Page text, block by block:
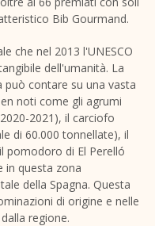
Bib Gourmand.
che nel 2013 l'UNESCO
dell'umanità. La
può contare su una vasta
noti come gli agrumi
2021), il carciofo
di 60.000 tonnellate), il
pomodoro di El Perelló
in questa zona
della Spagna. Questa
di origine e nelle
regione.